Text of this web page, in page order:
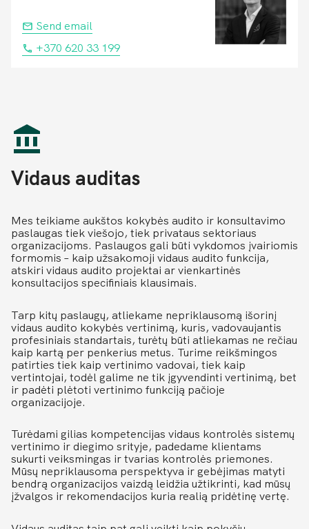
Send email
+370 620 33 199
Vidaus auditas
Mes teikiame aukštos kokybės audito ir konsultavimo
paslaugas tiek viešojo, tiek privataus sektoriaus
organizacijoms. Paslaugos gali būti vykdomos įvairiomis
formomis – kaip užsakomoji vidaus audito funkcija,
atskiri vidaus audito projektai ar vienkartinės
konsultacijos specifiniais klausimais.
Tarp kitų paslaugų, atliekame nepriklausomą išorinį
vidaus audito kokybės vertinimą, kuris, vadovaujantis
profesiniais standartais, turėtų būti atliekamas ne rečiau
kaip kartą per penkerius metus. Turime reikšmingos
patirties tiek kaip vertinimo vadovai, tiek kaip
vertintojai, todėl galime ne tik įgyvendinti vertinimą, bet
ir padėti plėtoti vertinimo funkciją pačioje
organizacijoje.
Turėdami gilias kompetencijas vidaus kontrolės sistemų
vertinimo ir diegimo srityje, padedame klientams
sukurti veiksmingas ir tvarias kontrolės priemones.
Mūsų nepriklausoma perspektyva ir gebėjimas matyti
bendrą organizacijos vaizdą leidžia užtikrinti, kad mūsų
įžvalgos ir rekomendacijos kuria realią pridėtinę vertę.